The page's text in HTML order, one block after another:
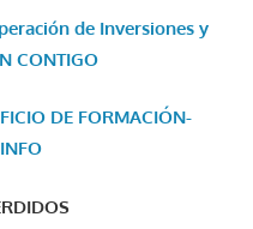
de Inversiones y
CONTIGO
DE FORMACIÓN-